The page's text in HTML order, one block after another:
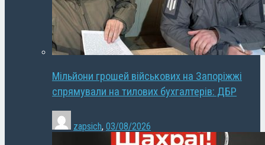
Мільйони грошей військових на Запоріжжі
спрямували на тилових бухгалтерів: ДБР
zapsich, 03/08/2026